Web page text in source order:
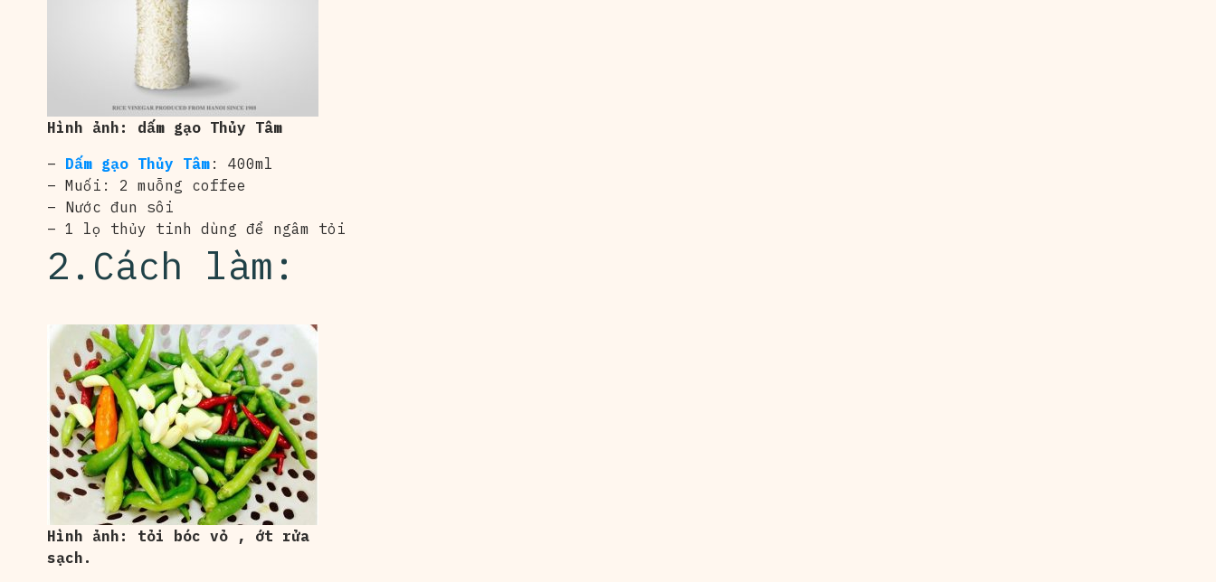
Hình ảnh: dấm gạo Thủy Tâm
– Dấm gạo Thủy Tâm : 400ml
– Muối: 2 muỗng coffee
– Nước đun sôi
– 1 lọ thủy tinh dùng để ngâm tỏi
2.Cách làm:
Hình ảnh: tỏi bóc vỏ , ớt rửa
sạch.